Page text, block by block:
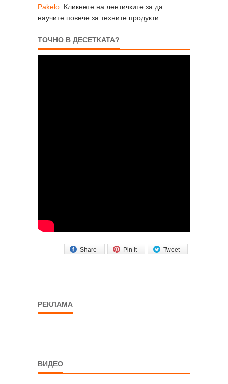
Pakelo. Кликнете на лентичките за да
научите повече за техните продукти.
ТОЧНО В ДЕСЕТКАТА?
Tweet
Pin it
Share
РЕКЛАМА
ВИДЕО